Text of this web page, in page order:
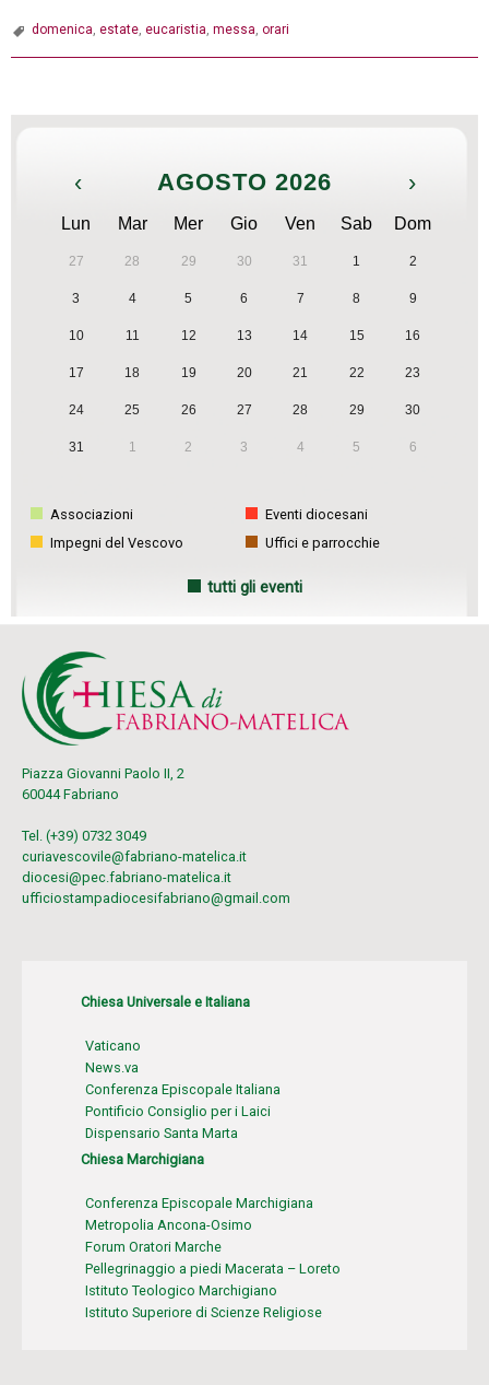
fine
della
domenica, estate, eucaristia, messa, orari
‹ AGOSTO 2026 ›
Lun Mar Mer Gio Ven Sab Dom
27 28 29 30 31 1 2
3 4 5 6 7 8 9
10 11 12 13 14 15 16
17 18 19 20 21 22 23
24 25 26 27 28 29 30
31 1 2 3 4 5 6
Associazioni
Eventi diocesani
Impegni del Vescovo
Uffici e parrocchie
tutti gli eventi
Piazza Giovanni Paolo II, 2
60044 Fabriano
Tel. (+39) 0732 3049
curiavescovile@fabriano-matelica.it
diocesi@pec.fabriano-matelica.it
ufficiostampadiocesifabriano@gmail.com
Chiesa Universale e Italiana
Vaticano
News.va
Conferenza Episcopale Italiana
Pontificio Consiglio per i Laici
Dispensario Santa Marta
Chiesa Marchigiana
Conferenza Episcopale Marchigiana
Metropolia Ancona-Osimo
Forum Oratori Marche
Pellegrinaggio a piedi Macerata – Loreto
Istituto Teologico Marchigiano
Istituto Superiore di Scienze Religiose